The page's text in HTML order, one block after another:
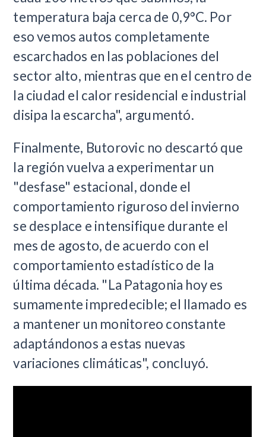
temperatura baja cerca de 0,9°C. Por
eso vemos autos completamente
escarchados en las poblaciones del
sector alto, mientras que en el centro de
la ciudad el calor residencial e industrial
disipa la escarcha", argumentó.
Finalmente, Butorovic no descartó que
la región vuelva a experimentar un
"desfase" estacional, donde el
comportamiento riguroso del invierno
se desplace e intensifique durante el
mes de agosto, de acuerdo con el
comportamiento estadístico de la
última década. "La Patagonia hoy es
sumamente impredecible; el llamado es
a mantener un monitoreo constante
adaptándonos a estas nuevas
variaciones climáticas", concluyó.